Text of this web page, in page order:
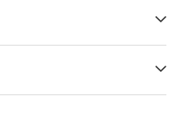
需要。 本院不單著重推動以
力拓展手術及住院服務，並
括：內科、呼吸科、心臟
腫瘤科、皮膚科、精神科、
外科、整形及整容外科、婦
外科、腦外科、泌尿科等。